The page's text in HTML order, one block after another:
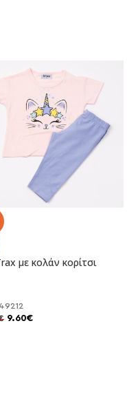
με κολάν κορίτσι
49212
9.60€